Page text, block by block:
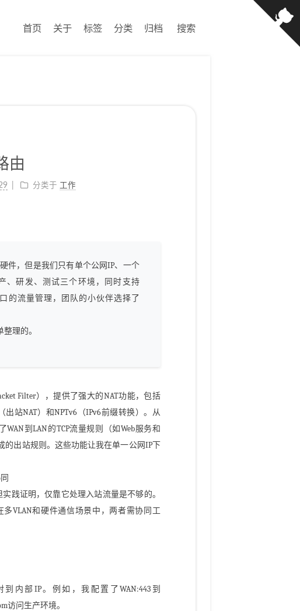
首页 关于 标签 分类 归档 搜索
由
分类于 工作
件，但是我们只有单个公网IP、一个
、研发、测试三个环境，同时支持
的流量管理，团队的小伙伴选择了
理的。
Filter），提供了强大的NAT功能，包括
出站NAT）和NPTv6（IPv6前缀转换）。从
到LAN的TCP流量规则（如Web服务和
的出站规则。这些功能让我在单一公网IP下
践证明，仅靠它处理入站流量是不够的。
多VLAN和硬件通信场景中，两者需协同工
内部IP。例如，我配置了WAN:443到
访问生产环境。